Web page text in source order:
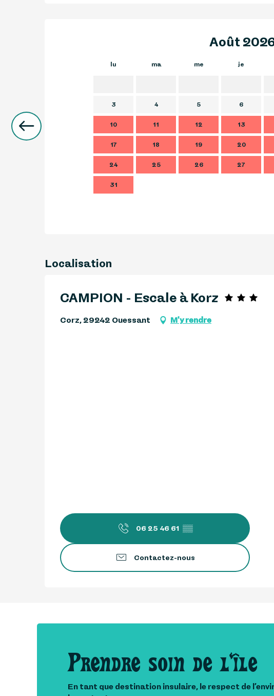
Août
lu ma me je
3 4 5 6
10 11 12 13
17 18 19 20
24 25 26 27
31
Localisation
CAMPION - Escale à Korz
Corz, 29242 Ouessant M'y rendre
06 25 46 61 ▒▒
Contactez-nous
Prendre soin de l'île
En tant que destination insulaire, le respect de